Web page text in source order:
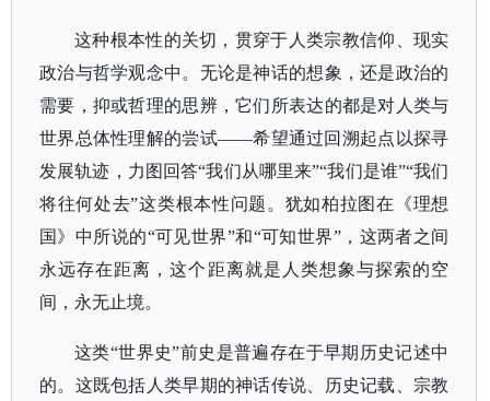
这种根本性的关切，贯穿于人类宗教信仰、现实
政治与哲学观念中。无论是神话的想象，还是政治的
需要，抑或哲理的思辨，它们所表达的都是对人类与
世界总体性理解的尝试——希望通过回溯起点以探寻
发展轨迹，力图回答“我们从哪里来”“我们是谁”“我们
将往何处去”这类根本性问题。犹如柏拉图在
《理想
国》 中所说的“可见世界”和“可知世界”，这两者之间
永远存在距离，这个距离就是人类想象与探索的空
间，永无止境。
这类“世界史”前史是普遍存在于早期历史记述中
的。这既包括人类早期的神话传说、历史记载、宗教